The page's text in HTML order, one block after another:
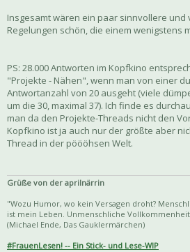
Insgesamt wären ein paar sinnvollere und
Regelungen schön, die einem wenigstens
PS: 28.000 Antworten im Kopfkino
"Projekte - Nähen", wenn man von einer
Antwortanzahl von 20 ausgeht (viele
um die 30, maximal 37). Ich finde es
man da den Projekte-Threads nicht den
Kopfkino ist ja auch nur der größte aber
Thread in der pöööhsen Welt.
Grüße von der aprilnärrin
"Wozu Humor, wo kein Versagen droht?
ist mein Leben. Unmenschliche
(Michael Ende, Das Gauklermärchen)
#FrauenLesen! -- Ein Stick- und Lese-WIP